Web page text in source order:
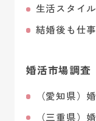
生活スタイ
結婚後も仕
婚活市場調査
（愛知県）
（三重県）